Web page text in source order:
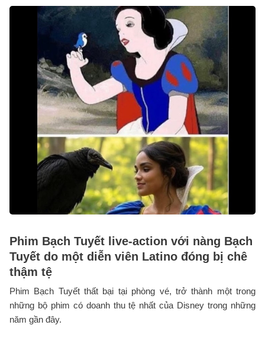
Phim Bạch Tuyết live-action với nàng Bạch
Tuyết do một diễn viên Latino đóng bị chê
thậm tệ
Phim Bạch Tuyết thất bại tại phòng vé, trở thành một trong
những bộ phim có doanh thu tệ nhất của Disney trong những
năm gần đây.